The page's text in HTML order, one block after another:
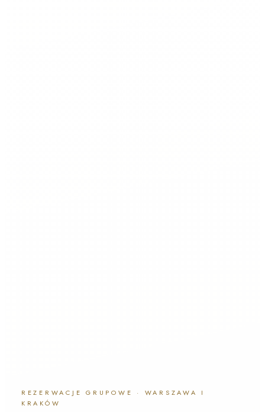
REZERWACJE GRUPOWE · WARSZAWA I
KRAKÓW